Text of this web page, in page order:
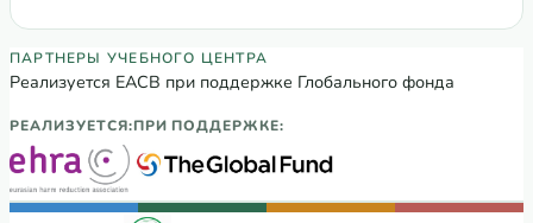
Партнеры Регионального учебного
ПАРТНЕРЫ УЧЕБНОГО ЦЕНТРА
Реализуется ЕАСВ при поддержке Глобального фонда
РЕАЛИЗУЕТСЯ:ПРИ ПОДДЕРЖКЕ: